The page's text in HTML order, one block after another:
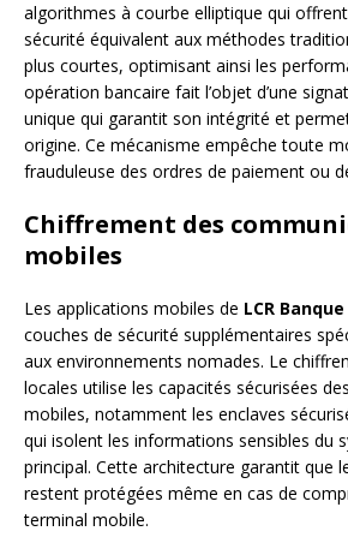
algorithmes à courbe elliptique qui
sécurité équivalent aux méthodes
plus courtes, optimisant ainsi les
opération bancaire fait l’objet d’une
unique qui garantit son intégrité et
origine. Ce mécanisme empêche toute
frauduleuse des ordres de paiement ou
Chiffrement des
mobiles
Les applications mobiles de LCR Banque
couches de sécurité supplémentaires
aux environnements nomades. Le
locales utilise les capacités sécurisées
mobiles, notamment les enclaves
qui isolent les informations sensibles du
principal. Cette architecture garantit que
restent protégées même en cas de
terminal mobile.